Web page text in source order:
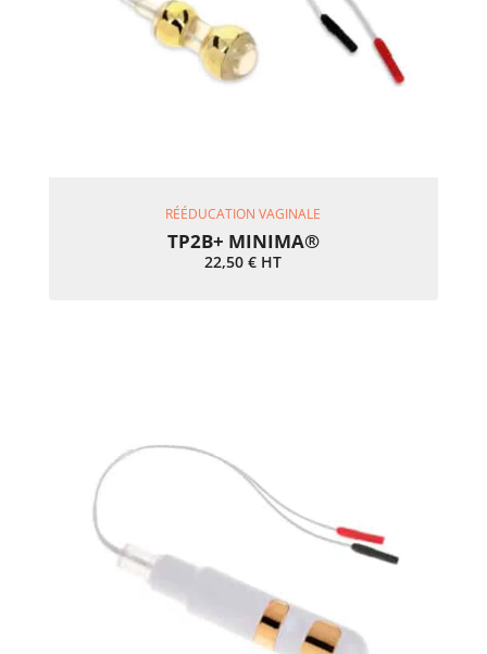
Ajouter Au Panier
RÉÉDUCATION VAGINALE
TP2B+ MINIMA®
22,50€ HT